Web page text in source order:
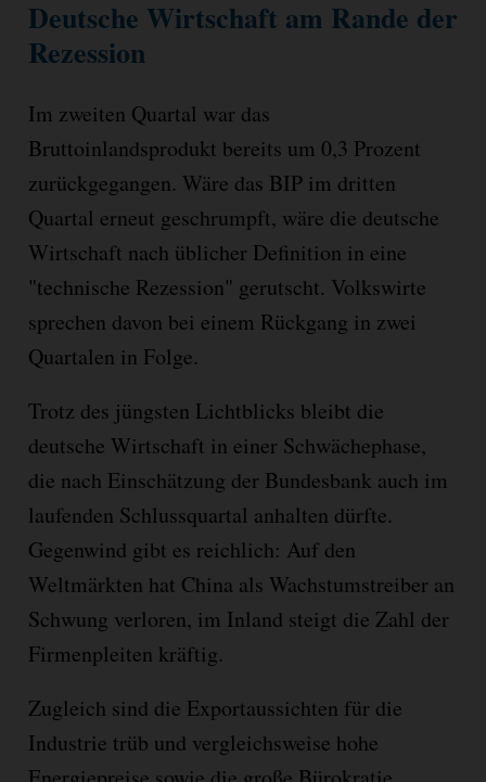
Deutsche Wirtschaft am Rande der
Rezession
Im zweiten Quartal war das
Bruttoinlandsprodukt bereits um 0,3 Prozent
zurückgegangen. Wäre das BIP im dritten
Quartal erneut geschrumpft, wäre die deutsche
Wirtschaft nach üblicher Definition in eine
"technische Rezession" gerutscht. Volkswirte
sprechen davon bei einem Rückgang in zwei
Quartalen in Folge.
Trotz des jüngsten Lichtblicks bleibt die
deutsche Wirtschaft in einer Schwächephase,
die nach Einschätzung der Bundesbank auch im
laufenden Schlussquartal anhalten dürfte.
Gegenwind gibt es reichlich: Auf den
Weltmärkten hat China als Wachstumstreiber an
Schwung verloren, im Inland steigt die Zahl der
Firmenpleiten kräftig.
Zugleich sind die Exportaussichten für die
Industrie trüb und vergleichsweise hohe